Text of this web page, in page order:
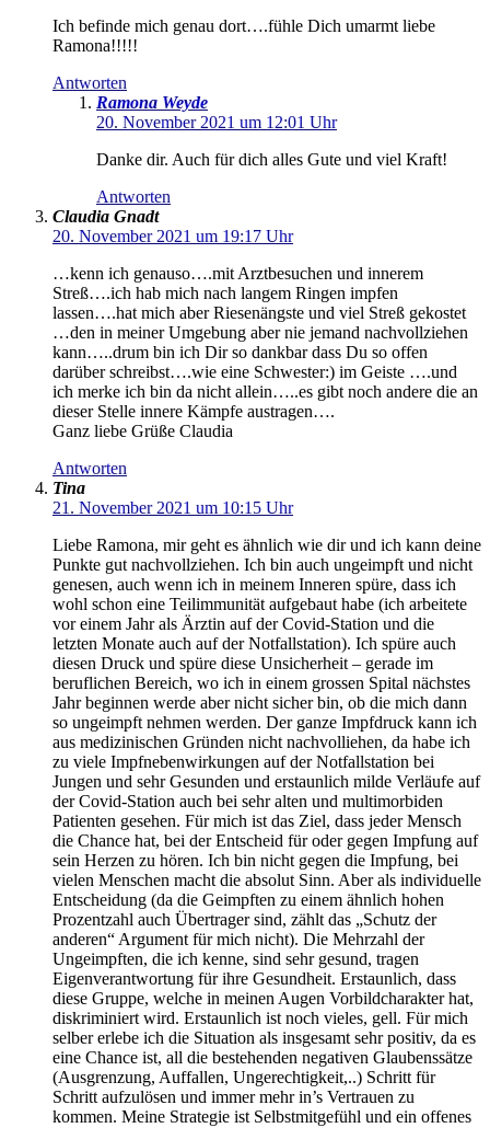
Ich befinde mich genau dort….fühle Dich umarmt liebe
Ramona!!!!!
Antworten
Ramona Weyde
20. November 2021 um 12:01 Uhr
Danke dir. Auch für dich alles Gute und viel Kraft!
Antworten
Claudia Gnadt
20. November 2021 um 19:17 Uhr
…kenn ich genauso….mit Arztbesuchen und innerem
Streß….ich hab mich nach langem Ringen impfen
lassen….hat mich aber Riesenängste und viel Streß gekostet
…den in meiner Umgebung aber nie jemand nachvollziehen
kann…..drum bin ich Dir so dankbar dass Du so offen
darüber schreibst….wie eine Schwester:) im Geiste ….und
ich merke ich bin da nicht allein…..es gibt noch andere die an
dieser Stelle innere Kämpfe austragen….
Ganz liebe Grüße Claudia
Antworten
Tina
21. November 2021 um 10:15 Uhr
Liebe Ramona, mir geht es ähnlich wie dir und ich kann deine
Punkte gut nachvollziehen. Ich bin auch ungeimpft und nicht
genesen, auch wenn ich in meinem Inneren spüre, dass ich
wohl schon eine Teilimmunität aufgebaut habe (ich arbeitete
vor einem Jahr als Ärztin auf der Covid-Station und die
letzten Monate auch auf der Notfallstation). Ich spüre auch
diesen Druck und spüre diese Unsicherheit – gerade im
beruflichen Bereich, wo ich in einem grossen Spital nächstes
Jahr beginnen werde aber nicht sicher bin, ob die mich dann
so ungeimpft nehmen werden. Der ganze Impfdruck kann ich
aus medizinischen Gründen nicht nachvolliehen, da habe ich
zu viele Impfnebenwirkungen auf der Notfallstation bei
Jungen und sehr Gesunden und erstaunlich milde Verläufe auf
der Covid-Station auch bei sehr alten und multimorbiden
Patienten gesehen. Für mich ist das Ziel, dass jeder Mensch
die Chance hat, bei der Entscheid für oder gegen Impfung auf
sein Herzen zu hören. Ich bin nicht gegen die Impfung, bei
vielen Menschen macht die absolut Sinn. Aber als individuelle
Entscheidung (da die Geimpften zu einem ähnlich hohen
Prozentzahl auch Übertrager sind, zählt das „Schutz der
anderen“ Argument für mich nicht). Die Mehrzahl der
Ungeimpften, die ich kenne, sind sehr gesund, tragen
Eigenverantwortung für ihre Gesundheit. Erstaunlich, dass
diese Gruppe, welche in meinen Augen Vorbildcharakter hat,
diskriminiert wird. Erstaunlich ist noch vieles, gell. Für mich
selber erlebe ich die Situation als insgesamt sehr positiv, da es
eine Chance ist, all die bestehenden negativen Glaubenssätze
(Ausgrenzung, Auffallen, Ungerechtigkeit,..) Schritt für
Schritt aufzulösen und immer mehr in’s Vertrauen zu
kommen. Meine Strategie ist Selbstmitgefühl und ein offenes